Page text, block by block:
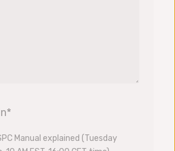
*
Manual explained (Tuesday